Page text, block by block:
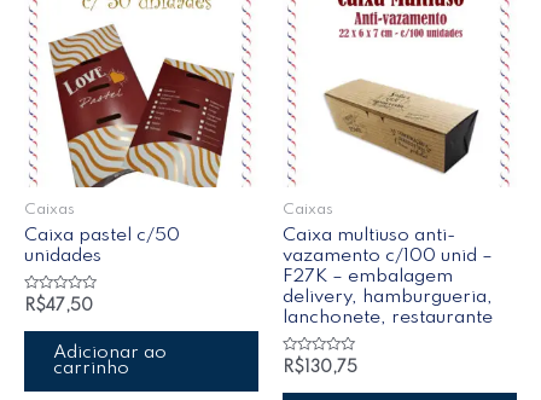
Caixas
Caixa pastel c/50
unidades
Avaliação
0
de
R$47,50
Adicionar ao
carrinho
Caixas
Caixa multiuso anti-
vazamento c/100 unid –
F27K – embalagem
delivery, hamburgueria,
lanchonete, restaurante
Avaliação
0
de
R$ 130,75